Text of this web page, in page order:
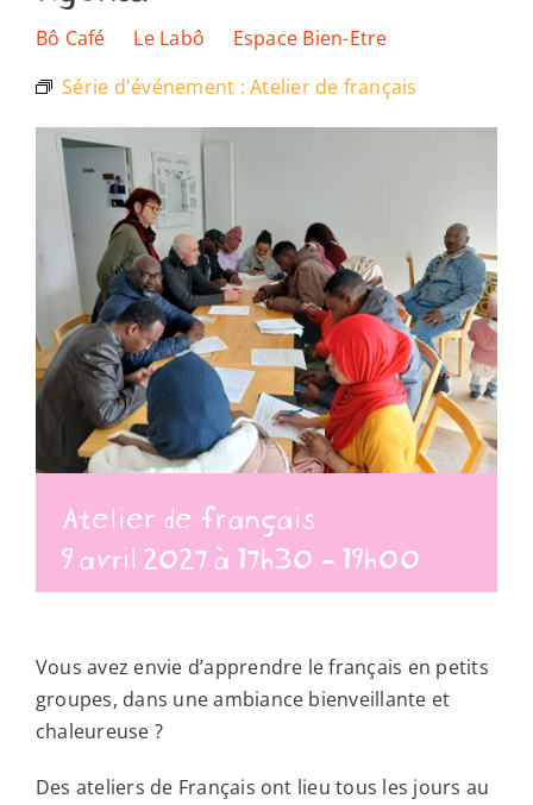
Ressources
Nous soutenir
Nous trouver
Bô Café Le Labô
Espace Bien-Etre
Série d'événement :Atelier de français
Atelier de français
9 avril 2027 à 17h30-19h00
Vous avez envie d’apprendre le français en petits
groupes, dans une ambiance bienveillante et
chaleureuse ?
Des ateliers de Français ont lieu tous les jours au